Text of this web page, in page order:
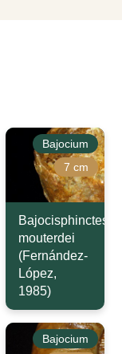
Bajocium
7 cm
Bajocisphinctes
mouterdei
(Fernández-
López,
1985)
Bajocium